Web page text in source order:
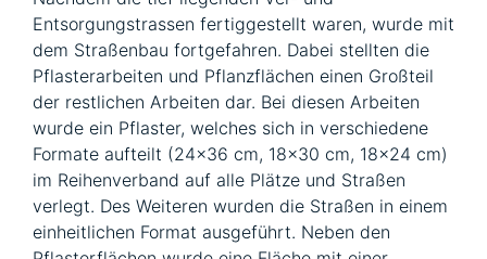
Entsorgungstrassen fertiggestellt waren, wurde mit
dem Straßenbau fortgefahren. Dabei stellten die
Pflasterarbeiten und Pflanzflächen einen Großteil
der restlichen Arbeiten dar. Bei diesen Arbeiten
wurde ein Pflaster, welches sich in verschiedene
Formate aufteilt (24×36 cm, 18×30 cm, 18×24 cm)
im Reihenverband auf alle Plätze und Straßen
verlegt. Des Weiteren wurden die Straßen in einem
einheitlichen Format ausgeführt. Neben den